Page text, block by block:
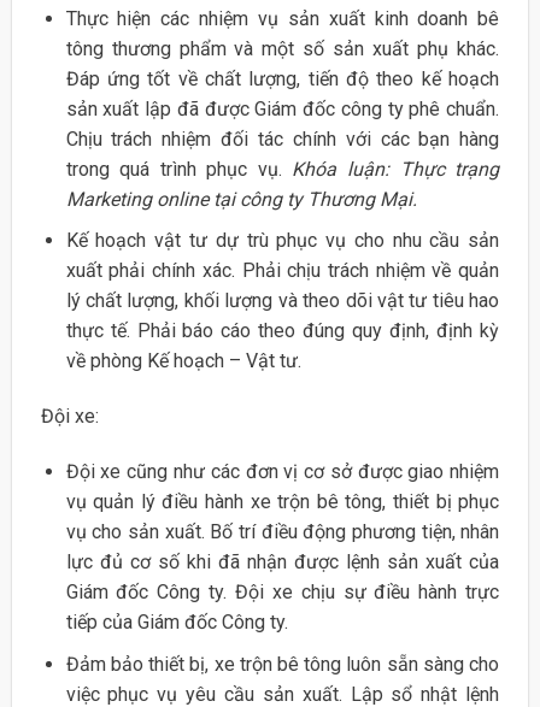
Thực hiện các nhiệm vụ sản xuất kinh doanh bê
tông thương phẩm và một số sản xuất phụ khác.
Đáp ứng tốt về chất lượng, tiến độ theo kế hoạch
sản xuất lập đã được Giám đốc công ty phê chuẩn.
Chịu trách nhiệm đối tác chính với các bạn hàng
trong quá trình phục vụ. Khóa luận: Thực trạng
Marketing online tại công ty Thương Mại.
Kế hoạch vật tư dự trù phục vụ cho nhu cầu sản
xuất phải chính xác. Phải chịu trách nhiệm về quản
lý chất lượng, khối lượng và theo dõi vật tư tiêu hao
thực tế. Phải báo cáo theo đúng quy định, định kỳ
về phòng Kế hoạch – Vật tư.
Đội xe:
Đội xe cũng như các đơn vị cơ sở được giao nhiệm
vụ quản lý điều hành xe trộn bê tông, thiết bị phục
vụ cho sản xuất. Bố trí điều động phương tiện, nhân
lực đủ cơ số khi đã nhận được lệnh sản xuất của
Giám đốc Công ty. Đội xe chịu sự điều hành trực
tiếp của Giám đốc Công ty.
Đảm bảo thiết bị, xe trộn bê tông luôn sẵn sàng cho
việc phục vụ yêu cầu sản xuất. Lập sổ nhật lệnh